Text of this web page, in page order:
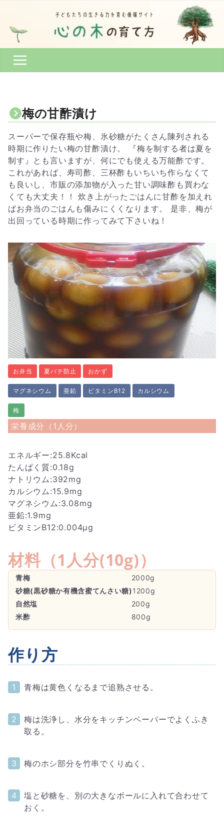
梅の甘酢漬け
スーパーで保存瓶や梅、氷砂糖がたくさん陳列される
時期に作りたい梅の甘酢漬け。 『梅を制する者は夏を
制す』とも言いますが、何にでも使える万能酢です。
これがあれば、寿司酢、三杯酢もいちいち作らなくて
も良いし、市販の添加物が入った甘い調味酢も買わな
くても大丈夫！！ 炊き上がったごはんに甘酢を加えれ
ばお弁当のごはんも傷みにくくなります。 是非、梅が
出回っている時期に作ってみて下さいね！
お弁当 夏バテ防止 おかず
マグネシウム 亜鉛 ビタミンB12 カルシウム
梅
栄養成分（1人分）
エネルギー:25.8Kcal
たんぱく質:0.18g
ナトリウム:392mg
カルシウム:15.9mg
マグネシウム:3.08mg
亜鉛:1.9mg
ビタミンB12:0.004μg
材料（1人分(10g)）
青梅
2000g
砂糖(黒砂糖か有機含蜜てんさい糖)1200g
自然塩
200g
米酢
800g
作り方
青梅は黄色くなるまで追熟させる。
梅は洗浄し、水分をキッチンペーパーでよくふき
取る。
梅のホシ部分を竹串でくりぬく。
塩と砂糖を、別の大きなボールに入れて合わせて
おく。